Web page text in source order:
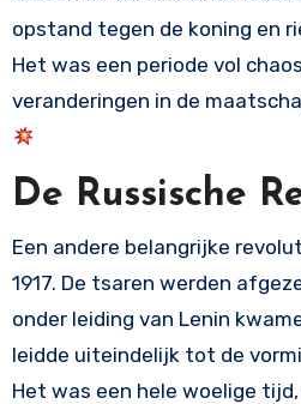
opstand tegen de koning en
Het was een periode vol
veranderingen in de
De Russische
Een andere belangrijke
1917. De tsaren werden
onder leiding van Lenin
leidde uiteindelijk tot de
Het was een hele woelige